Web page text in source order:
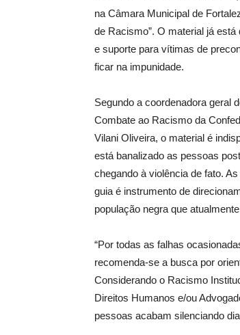
na Câmara Municipal de
de Racismo”. O material já está
e suporte para vítimas de
ficar na impunidade.
Segundo a coordenadora geral
Combate ao Racismo da
Vilani Oliveira, o material é
está banalizado as pessoas
chegando à violência de fato.
guia é instrumento de
população negra que
“Por todas as falhas
recomenda-se a busca por
Considerando o Racismo
Direitos Humanos e/ou
pessoas acabam silenciando